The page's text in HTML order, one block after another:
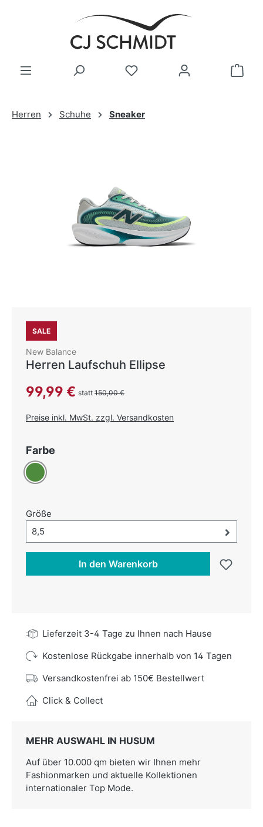
Zum Hauptinhalt springen
Herren Schuhe Sneaker
SALE
New Balance
Herren Laufschuh Ellipse
Verkaufspreis:
99,99 € statt 150,00 €
Preise inkl. MwSt. zzgl. Versandkosten
Farbe
Grün
Größe
Größe-Auswahl öffnen, aktuell ausgewählt:
8,5
In den Warenkorb
Lieferzeit 3-4 Tage zu Ihnen nach Hause
Kostenlose Rückgabe innerhalb von 14 Tagen
Versandkostenfrei ab 150€ Bestellwert
Click & Collect
MEHR AUSWAHL IN HUSUM
Auf über 10.000 qm bieten wir Ihnen mehr
Fashionmarken und aktuelle Kollektionen
internationaler Top Mode.